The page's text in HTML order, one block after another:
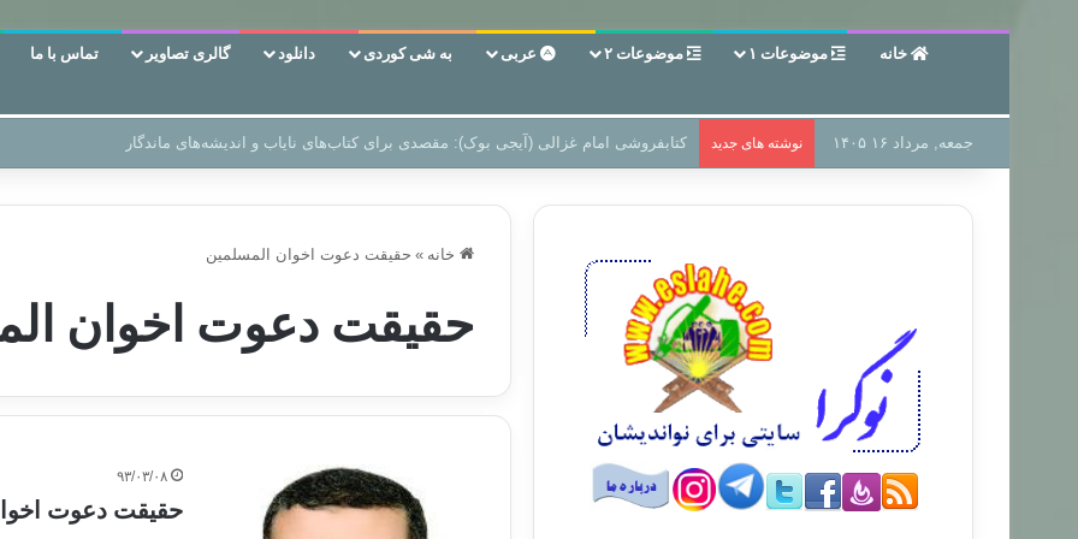
خانه موضوعات ۱ موضوعات ۲ عربی به شی کوردی دانلود گالری تصاویر تماس با ما
جمعه, مرداد ۱۶ ۱۴۰۵ نوشته های جدید سر دفتر فساد در زمین‌، دوری وکناره‌گیری از راه خداست‌!
خانه » حقیقت دعوت اخوان المسلمین
حقیقت دعوت اخوان
۹۳/۰۳/۰۸
حقیقت دعوت